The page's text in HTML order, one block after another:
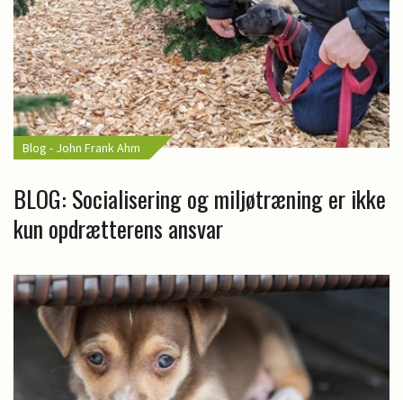
Blog - John Frank Ahm
BLOG: Socialisering og miljøtræning er ikke
kun opdrætterens ansvar